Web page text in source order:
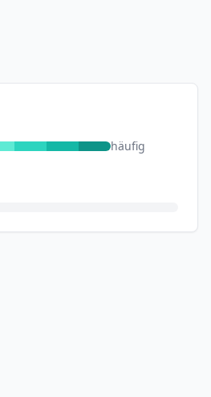
häufig